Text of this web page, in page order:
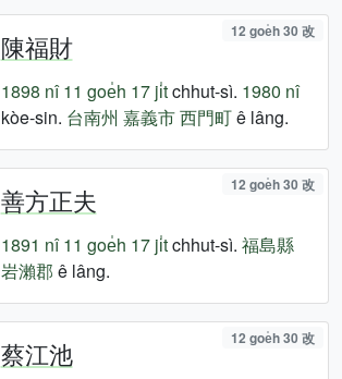
陳福財 12 goe̍h 30 改
1898 nî 11 goe̍h 17 ji̍tchhut-sì. 1980 nî
kòe-sin. 台南州 嘉義市西門町ê lâng.
善方正夫 12 goe̍h 30 改
1891 nî 11 goe̍h 17 ji̍tchhut-sì. 福島縣
岩瀨郡 ê lâng.
蔡江池 12 goe̍h 30 改